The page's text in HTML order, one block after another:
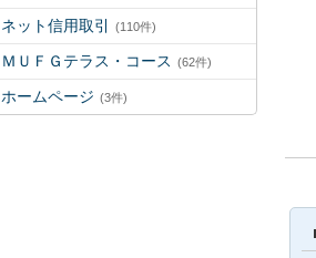
ネット信用取引 (110件)
ＭＵＦＧテラス・コース (62件)
ホームページ (3件)